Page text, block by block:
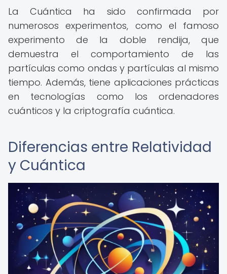
La Cuántica ha sido confirmada por
numerosos experimentos, como el famoso
experimento de la doble rendija, que
demuestra el comportamiento de las
partículas como ondas y partículas al mismo
tiempo. Además, tiene aplicaciones prácticas
en tecnologías como los ordenadores
cuánticos y la criptografía cuántica.
Diferencias entre Relatividad
y Cuántica